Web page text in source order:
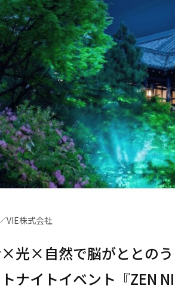
VIE株式会社
光×自然で脳がととのう
ナイトイベント『ZEN